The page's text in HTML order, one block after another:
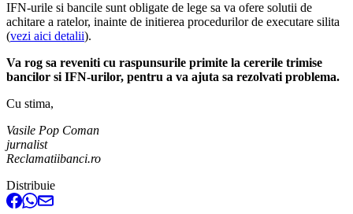
IFN-urile si bancile sunt obligate de lege sa va ofere solutii de
achitare a ratelor, inainte de initierea procedurilor de executare silita
(vezi aici detalii).
Va rog sa reveniti cu raspunsurile primite la cererile trimise
bancilor si IFN-urilor, pentru a va ajuta sa rezolvati problema.
Cu stima,
Vasile Pop Coman
jurnalist
Reclamatiibanci.ro
Distribuie